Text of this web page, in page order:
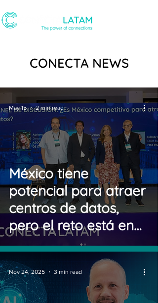
CONECTA NEWS
México tiene
potencial para atraer
centros de datos,
pero el reto está en
energía, conectividad
y políticas públicas
May 15 2 min read
Nov 24, 2025 3 min read